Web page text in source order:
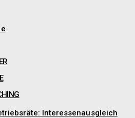
Interessenausgleich